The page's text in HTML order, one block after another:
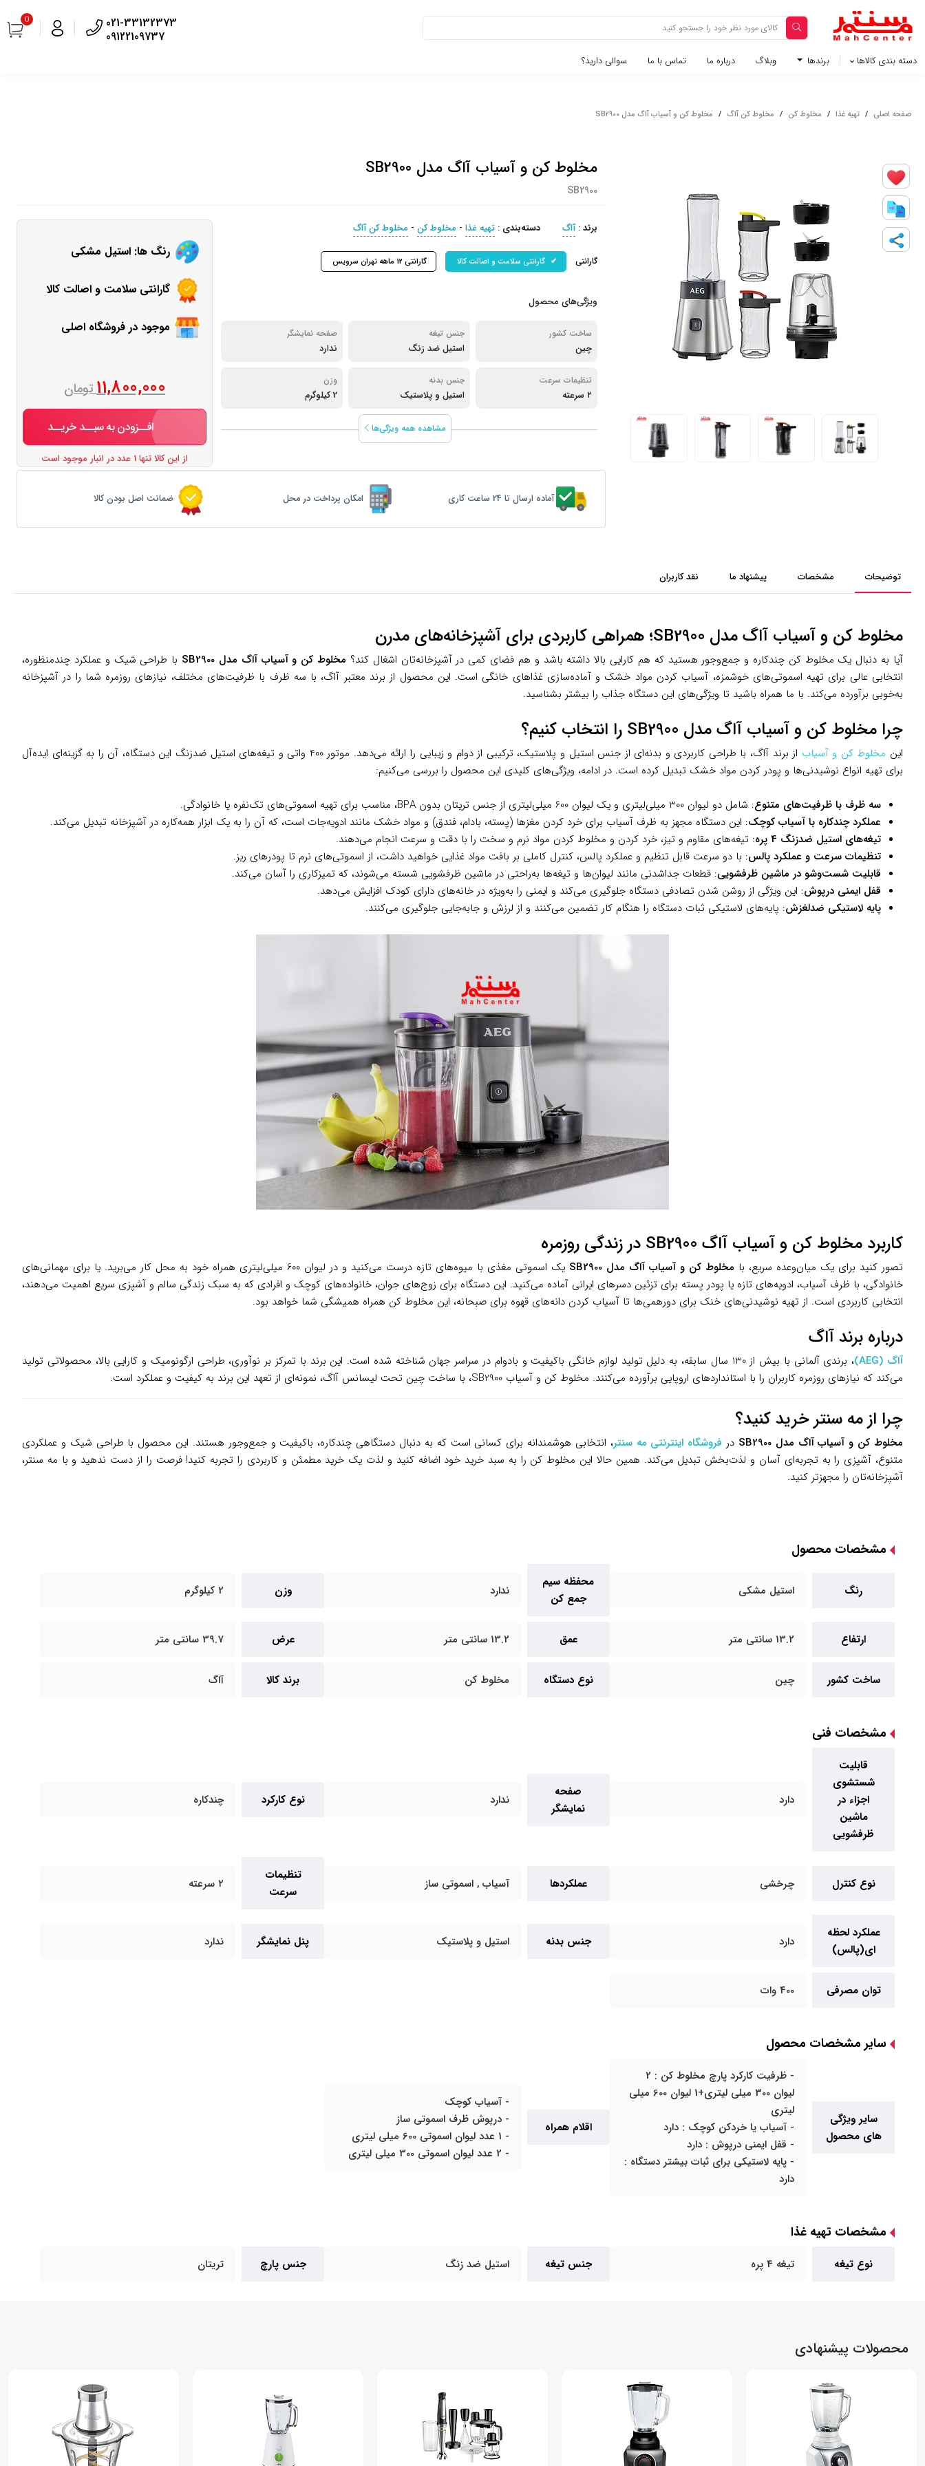
021-33132373
09122109737
0
دسته بندی کالاها برندها وبلاگ‌ درباره ما تماس با ما سوالی دارید؟
صفحه اصلی / تهیه غذا / مخلوط کن / مخلوط کن آاگ / مخلوط کن و آسیاب آاگ مدل SB2900
مخلوط کن و آسیاب آاگ مدل SB2900
SB2900
برند:آاگ دسته‌بندی : تهیه غذا - مخلوط کن - مخلوط کن آاگ
گارانتی گارانتی سلامت و اصالت کالا گارانتی 12 ماهه تهران سرویس
ویژگی‌های محصول
ساخت کشور
چین
جنس تیغه
استیل ضد زنگ
صفحه نمایشگر
ندارد
تنظیمات سرعت
۲ سرعته
جنس بدنه
استیل و پلاستیک
وزن
2 کیلوگرم
مشاهده همه ویژگی‌ها
رنگ ها: استیل مشکی
گارانتی سلامت و اصالت کالا
موجود در فروشگاه اصلی
11,800,000تومان
افــزودن به سبــد خریــد
از این کالا تنها 1 عدد در انبار موجود است
آماده ارسال تا 24 ساعت کاری امکان پرداخت در محل ضمانت اصل بودن کالا
توضیحات مشخصات پیشنهاد ما نقد کاربران
مخلوط کن و آسیاب آاگ مدل SB2900؛ همراهی کاربردی برای آشپزخانه‌های مدرن
آیا به دنبال یک مخلوط کن چندکاره و جمع‌وجور هستید که هم کارایی بالا داشته باشد و هم فضای کمی در آشپزخانه‌تان اشغال کند؟ مخلوط کن و آسیاب آاگ مدل SB2900
با طراحی شیک و عملکرد چندمنظوره،
انتخابی عالی برای تهیه اسموتی‌های خوشمزه، آسیاب کردن مواد خشک و آماده‌سازی غذاهای خانگی است. این محصول از برند معتبر آاگ، با سه ظرف با ظرفیت‌های مختلف، نیازهای روزمره شما را در آشپزخانه
به‌خوبی برآورده می‌کند. با ما همراه باشید تا ویژگی‌های این دستگاه جذاب را بیشتر بشناسید.
چرا مخلوط کن و آسیاب آاگ مدل SB2900 را انتخاب کنیم؟
این مخلوط کن و آسیاب
از برند آاگ، با طراحی کاربردی و بدنه‌ای از جنس استیل و پلاستیک، ترکیبی از دوام و زیبایی را ارائه می‌دهد. موتور 400 واتی و تیغه‌های استیل ضدزنگ این دستگاه، آن را به گزینه‌ای ایده‌آل
برای تهیه انواع نوشیدنی‌ها و پودر کردن مواد خشک تبدیل کرده است. در ادامه، ویژگی‌های کلیدی این محصول را بررسی می‌کنیم:
سه ظرف با ظرفیت‌های متنوع: شامل دو لیوان 300 میلی‌لیتری و یک لیوان 600 میلی‌لیتری از جنس تریتان بدون BPA، مناسب برای تهیه اسموتی‌های تک‌نفره یا خانوادگی.
عملکرد چندکاره با آسیاب کوچک: این دستگاه مجهز به ظرف آسیاب برای خرد کردن مغزها (پسته، بادام، فندق) و مواد خشک مانند ادویه‌جات است، که آن را به یک ابزار همه‌کاره در آشپزخانه تبدیل می‌کند.
تیغه‌های استیل ضدزنگ 4 پره
: تیغه‌های مقاوم و تیز، خرد کردن و مخلوط کردن مواد نرم و سخت را با دقت و سرعت انجام می‌دهند.
تنظیمات سرعت و عملکرد پالس: با دو سرعت قابل تنظیم و عملکرد پالس، کنترل کاملی بر بافت مواد غذایی خواهید داشت، از اسموتی‌های نرم تا پودرهای ریز.
قابلیت شست‌وشو در ماشین ظرفشویی: قطعات جداشدنی مانند لیوان‌ها و تیغه‌ها به‌راحتی در ماشین ظرفشویی شسته می‌شوند، که تمیزکاری را آسان می‌کند.
قفل ایمنی درپوش: این ویژگی از روشن شدن تصادفی دستگاه جلوگیری می‌کند و ایمنی را به‌ویژه در خانه‌های دارای کودک افزایش می‌دهد.
پایه لاستیکی ضدلغزش: پایه‌های لاستیکی ثبات دستگاه را هنگام کار تضمین می‌کنند و از لرزش و جابه‌جایی جلوگیری می‌کنند.
کاربرد مخلوط کن و آسیاب آاگ SB2900 در زندگی روزمره
تصور کنید برای یک میان‌وعده سریع، با مخلوط کن و آسیاب آاگ مدل SB2900
یک اسموتی مغذی با میوه‌های تازه درست می‌کنید و در لیوان 600 میلی‌لیتری همراه خود به محل کار می‌برید. یا برای مهمانی‌های
خانوادگی، با ظرف آسیاب، ادویه‌های تازه یا پودر پسته برای تزئین دسرهای ایرانی آماده می‌کنید. این دستگاه برای زوج‌های جوان، خانواده‌های کوچک و افرادی که به سبک زندگی سالم و آشپزی سریع اهمیت می‌دهند،
انتخابی کاربردی است. از تهیه نوشیدنی‌های خنک برای دورهمی‌ها تا آسیاب کردن دانه‌های قهوه برای صبحانه، این مخلوط کن همراه همیشگی شما خواهد بود.
درباره برند آاگ
آاگ (AEG)
، برندی آلمانی با بیش از 130 سال سابقه، به دلیل تولید لوازم خانگی باکیفیت و بادوام در سراسر جهان شناخته شده است. این برند با تمرکز بر نوآوری، طراحی ارگونومیک و کارایی بالا، محصولاتی تولید
می‌کند که نیازهای روزمره کاربران را با استانداردهای اروپایی برآورده می‌کنند. مخلوط کن و آسیاب SB2900، با ساخت چین تحت لیسانس آاگ، نمونه‌ای از تعهد این برند به کیفیت و عملکرد است.
چرا از مه سنتر خرید کنید؟
مخلوط کن و آسیاب آاگ مدل SB2900 در فروشگاه اینترنتی مه سنتر، انتخابی هوشمندانه برای کسانی است که به دنبال دستگاهی چندکاره، باکیفیت و جمع‌وجور هستند. این محصول با طراحی شیک و عملکردی
متنوع، آشپزی را به تجربه‌ای آسان و لذت‌بخش تبدیل می‌کند. همین حالا این مخلوط کن را به سبد خرید خود اضافه کنید و لذت یک خرید مطمئن و کاربردی را تجربه کنید! فرصت را از دست ندهید و با مه سنتر،
آشپزخانه‌تان را مجهزتر کنید.
مشخصات محصول
رنگ استیل مشکی
محفظه سیم
جمع کن
ندارد وزن 2 کیلوگرم
ارتفاع 13.2 سانتی متر عمق 13.2 سانتی متر عرض 39.7 سانتی متر
ساخت کشور چین نوع دستگاه مخلوط کن برند کالا آاگ
مشخصات فنی
قابلیت
شستشوی
اجزاء در
ماشین
ظرفشویی
دارد
صفحه
نمایشگر
ندارد نوع کارکرد چندکاره
نوع کنترل چرخشی عملکردها آسیاب , اسموتی ساز
تنظیمات
سرعت
۲ سرعته
عملکرد لحظه
ای(پالس)
دارد جنس بدنه استیل و پلاستیک پنل نمایشگر ندارد
توان مصرفی 400 وات
سایر مشخصات محصول
سایر ویژگی
های محصول
- ظرفیت کارکرد پارچ مخلوط کن : 2
لیوان 300 میلی لیتری+1 لیوان 600 میلی
لیتری
- آسیاب یا خردکن کوچک : دارد
- قفل ایمنی درپوش : دارد
- پایه لاستیکی برای ثبات بیشتر دستگاه :
دارد
اقلام همراه
- آسیاب کوچک
- درپوش ظرف اسموتی ساز
- 1 عدد لیوان اسموتی 600 میلی لیتری
- 2 عدد لیوان اسموتی 300 میلی لیتری
مشخصات تهیه غذا
نوع تیغه تیغه 4 پره جنس تیغه استیل ضد زنگ جنس پارچ تریتان
محصولات پیشنهادی